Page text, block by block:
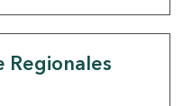
Regionales